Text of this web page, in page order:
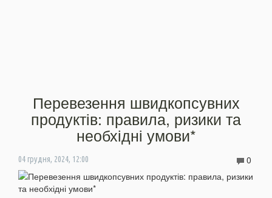
Перевезення швидкопсувних
продуктів: правила, ризики та
необхідні умови*
04 грудня, 2024, 12:00 0